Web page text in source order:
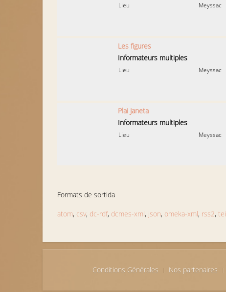
Lieu Meyssac
Les figures
Informateurs multiples
Lieu Meyssac
Plai Janeta
Informateurs multiples
Lieu Meyssac
Formats de sortida
atom, csv, dc-rdf, dcmes-xml, json, omeka-xml, rss2, tei
Conditions Générales Nos partenaires